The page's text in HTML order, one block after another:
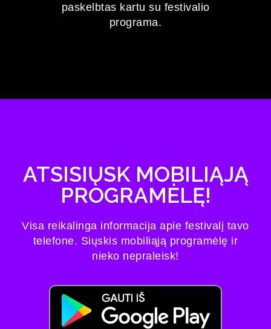
paskelbtas kartu su festivalio
programa.
ATSISIŲSK MOBILIĄJĄ
PROGRAMĖLĘ!
Visa reikalinga informacija apie festivalį tavo
telefone. Siųskis mobiliąją programėlę ir
nieko nepraleisk!